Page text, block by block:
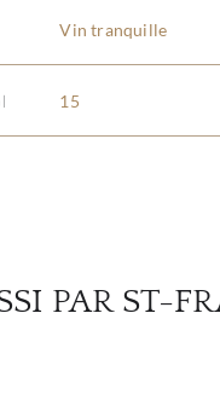
Vin tranquille
15
PAR ST-